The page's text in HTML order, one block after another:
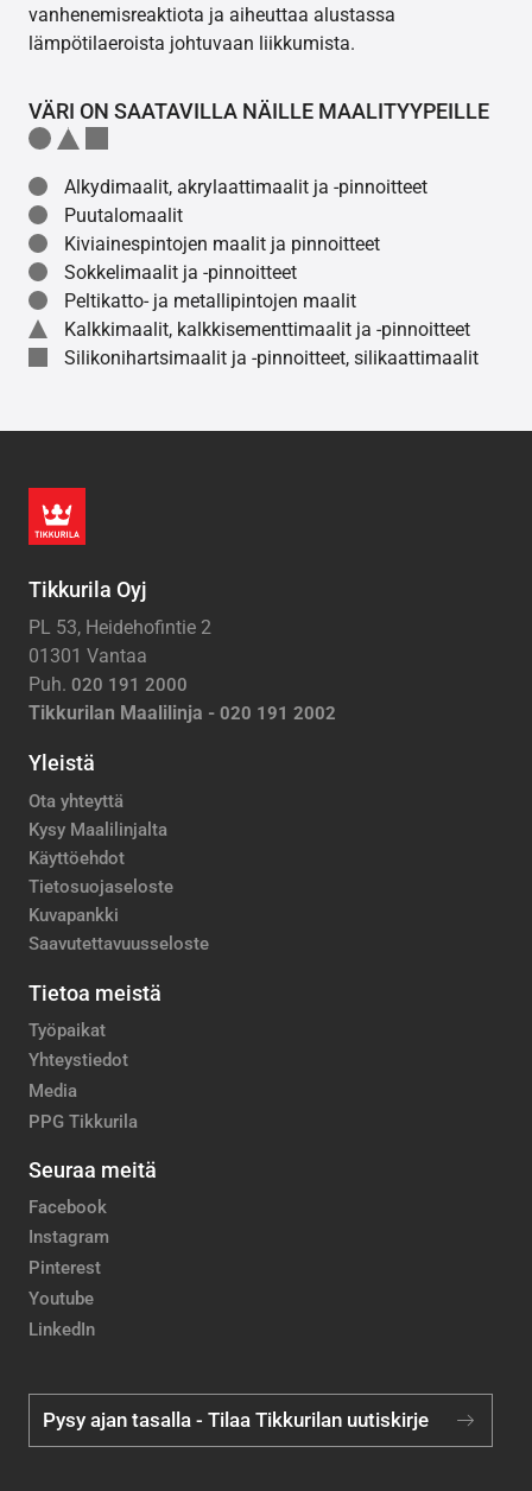
vanhenemisreaktiota ja aiheuttaa alustassa
lämpötilaeroista johtuvaan liikkumista.
VÄRI ON SAATAVILLA NÄILLE MAALITYYPEILLE
Alkydimaalit, akrylaattimaalit ja -pinnoitteet
Puutalomaalit
Kiviainespintojen maalit ja pinnoitteet
Sokkelimaalit ja -pinnoitteet
Peltikatto- ja metallipintojen maalit
Kalkkimaalit, kalkkisementtimaalit ja -pinnoitteet
Silikonihartsimaalit ja -pinnoitteet, silikaattimaalit
Tikkurila Oyj
PL 53, Heidehofintie 2
01301 Vantaa
Puh. 020 191 2000
Tikkurilan Maalilinja - 020 191 2002
Yleistä
Ota yhteyttä
Kysy Maalilinjalta
Käyttöehdot
Tietosuojaseloste
Kuvapankki
Saavutettavuusseloste
Tietoa meistä
Työpaikat
Yhteystiedot
Media
PPG Tikkurila
Seuraa meitä
Facebook
Instagram
Pinterest
Youtube
LinkedIn
Pysy ajan tasalla - Tilaa Tikkurilan uutiskirje